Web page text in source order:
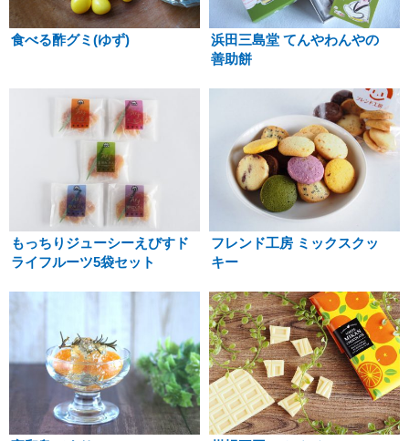
食べる酢グミ(ゆず)
浜田三島堂 てんやわんやの
善助餅
もっちりジューシーえびすド
ライフルーツ5袋セット
フレンド工房 ミックスクッ
キー